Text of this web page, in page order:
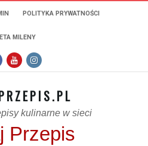
POLITYKA PRYWATNOŚCI
MILENY
kulinarne w sieci
Przepis